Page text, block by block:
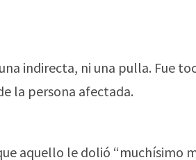
indirecta, ni una pulla. Fue
la persona afectada.
aquello le dolió “muchísimo